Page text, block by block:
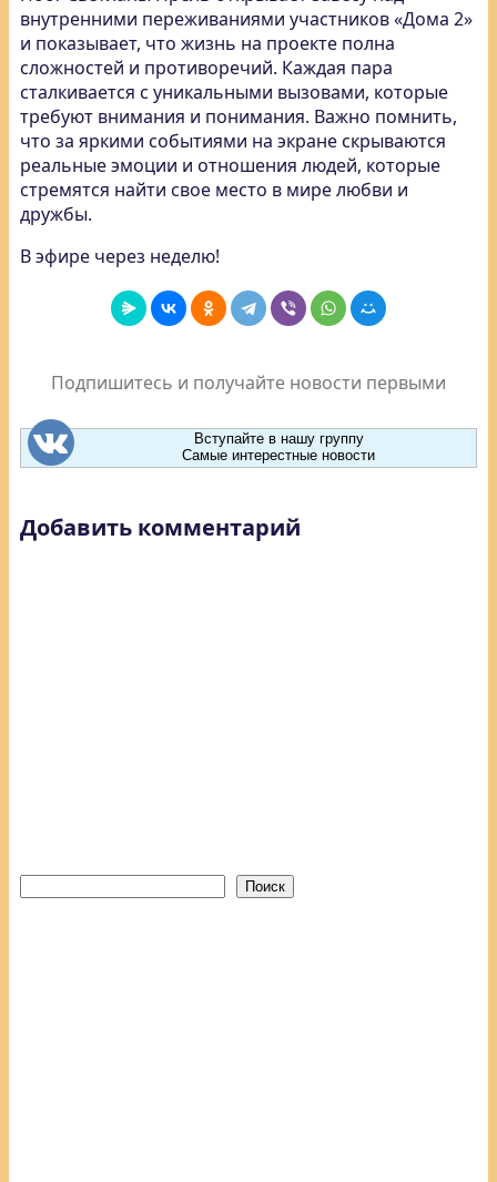
внутренними переживаниями участников «Дома 2»
и показывает, что жизнь на проекте полна
сложностей и противоречий. Каждая пара
сталкивается с уникальными вызовами, которые
требуют внимания и понимания. Важно помнить,
что за яркими событиями на экране скрываются
реальные эмоции и отношения людей, которые
стремятся найти свое место в мире любви и
дружбы.
В эфире через неделю!
Подпишитесь и получайте новости первыми
Вступайте в нашу группу
Самые интерестные новости
Добавить комментарий
Поиск